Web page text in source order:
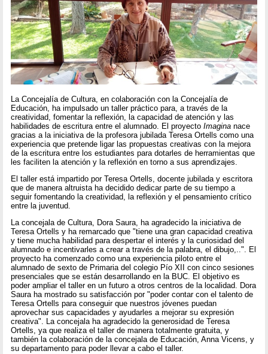
La Concejalía de Cultura, en colaboración con la Concejalía de
Educación, ha impulsado un taller práctico para, a través de la
creatividad, fomentar la reflexión, la capacidad de atención y las
habilidades de escritura entre el alumnado. El proyectoImagina nace
gracias a la iniciativa de la profesora jubilada Teresa Ortells como una
experiencia que pretende ligar las propuestas creativas con la mejora
de la escritura entre los estudiantes para dotarles de herramientas que
les faciliten la atención y la reflexión en torno a sus aprendizajes.
El taller está impartido por Teresa Ortells, docente jubilada y escritora
que de manera altruista ha decidido dedicar parte de su tiempo a
seguir fomentando la creatividad, la reflexión y el pensamiento crítico
entre la juventud.
La concejala de Cultura, Dora Saura, ha agradecido la iniciativa de
Teresa Ortells y ha remarcado que "tiene una gran capacidad creativa
y tiene mucha habilidad para despertar el interés y la curiosidad del
alumnado e incentivarles a crear a través de la palabra, el dibujo,..". El
proyecto ha comenzado como una experiencia piloto entre el
alumnado de sexto de Primaria del colegio Pío XII con cinco sesiones
presenciales que se están desarrollando en la BUC. El objetivo es
poder ampliar el taller en un futuro a otros centros de la localidad. Dora
Saura ha mostrado su satisfacción por "poder contar con el talento de
Teresa Ortells para conseguir que nuestros jóvenes puedan
aprovechar sus capacidades y ayudarles a mejorar su expresión
creativa". La concejala ha agradecido la generosidad de Teresa
Ortells, ya que realiza el taller de manera totalmente gratuita, y
también la colaboración de la concejala de Educación, Anna Vicens, y
su departamento para poder llevar a cabo el taller.